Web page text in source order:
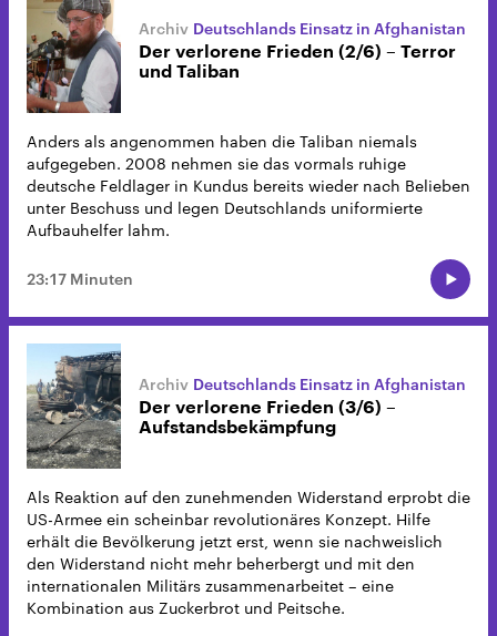
Deutschlands Einsatz in Afghanistan
Der verlorene Frieden (2/6) – Terror
und Taliban
Anders als angenommen haben die Taliban niemals
aufgegeben. 2008 nehmen sie das vormals ruhige
deutsche Feldlager in Kundus bereits wieder nach Belieben
unter Beschuss und legen Deutschlands uniformierte
Aufbauhelfer lahm.
23:17 Minuten
Deutschlands Einsatz in Afghanistan
Der verlorene Frieden (3/6) –
Aufstandsbekämpfung
Als Reaktion auf den zunehmenden Widerstand erprobt die
US-Armee ein scheinbar revolutionäres Konzept. Hilfe
erhält die Bevölkerung jetzt erst, wenn sie nachweislich
den Widerstand nicht mehr beherbergt und mit den
internationalen Militärs zusammenarbeitet – eine
Kombination aus Zuckerbrot und Peitsche.